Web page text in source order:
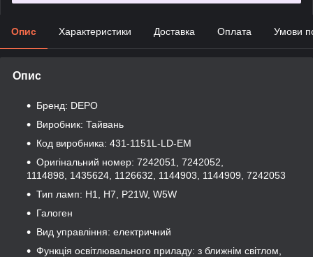
Опис Характеристики Доставка Оплата Умови
Опис
Бренд: DEPO
Виробник: Тайвань
Код виробника: 431-1151L-LD-EM
Оригінальний номер: 7242051, 7242052,
1114898, 1435624, 1126632, 1144903, 1144909, 7242053
Тип ламп: H1, H7, P21W, W5W
Галоген
Вид управління: електричний
Функція освітлювального приладу: з ближнім світлом,